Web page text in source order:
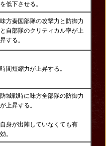
を低下させる。
味方秦国部隊の攻撃力と防御力
と自部隊のクリティカル率が上
昇する。
時間短縮力が上昇する。
防城戦時に味方全部隊の防御力
が上昇する。
自身が出陣していなくても有
効。